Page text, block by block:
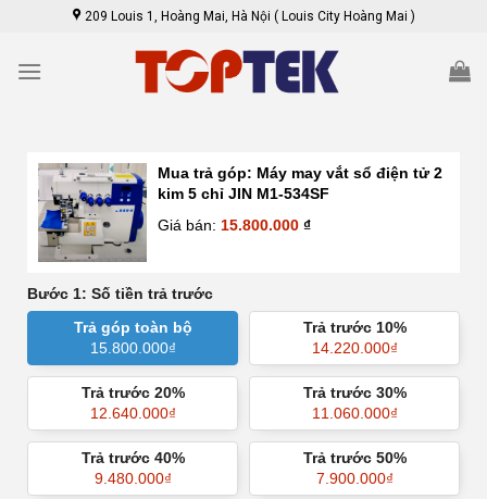
content
209 Louis 1, Hoàng Mai, Hà Nội ( Louis City Hoàng Mai )
Mua trả góp: Máy may vắt sổ điện tử 2
kim 5 chỉ JIN M1-534SF
Giá bán: 15.800.000 ₫
Bước 1: Số tiền trả trước
Trả góp toàn bộ
15.800.000₫
Trả trước 10%
14.220.000₫
Trả trước 20%
12.640.000₫
Trả trước 30%
11.060.000₫
Trả trước 40%
9.480.000₫
Trả trước 50%
7.900.000₫